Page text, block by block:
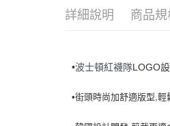
詳細說明 商品規
•波士頓紅襪隊LOGO
•街頭時尚加舒適版型,